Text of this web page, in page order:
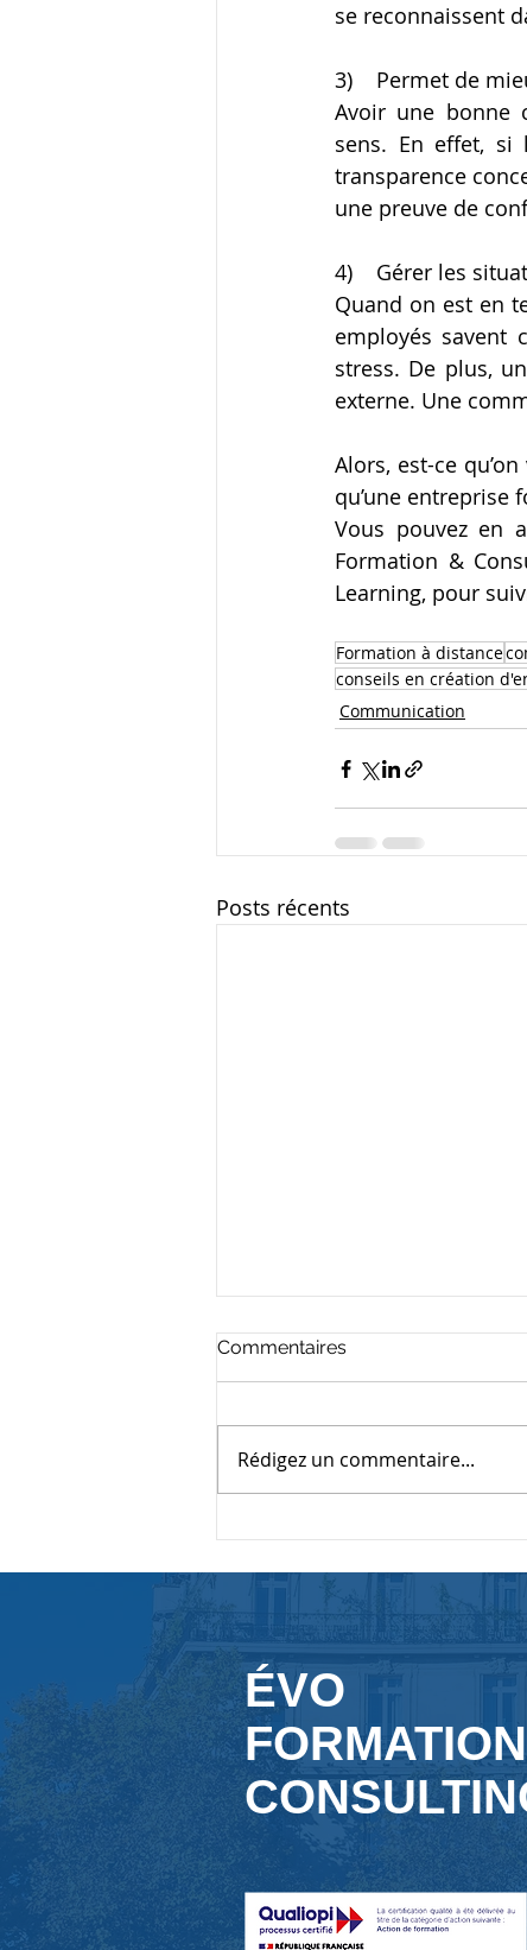
se reconnaissent
3)    Permet de
Avoir une bonne
sens. En effet, si
transparence
une preuve de
4)    Gérer les
Quand on est en
employés savent
stress. De plus,
externe. Une
Alors, est-ce
qu’une entreprise
Vous pouvez en
Formation &
Learning, pour
Formation à distance
conseils en création
Communication
Posts récents
Commentaires
Rédigez un commentaire...
ÉVO